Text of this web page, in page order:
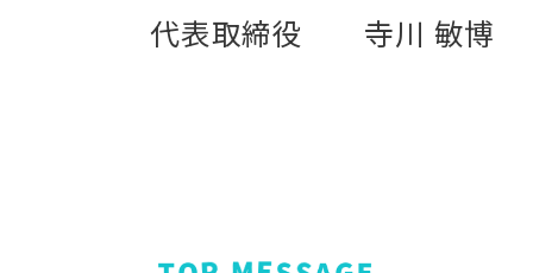
代表取締役 寺川 敏博